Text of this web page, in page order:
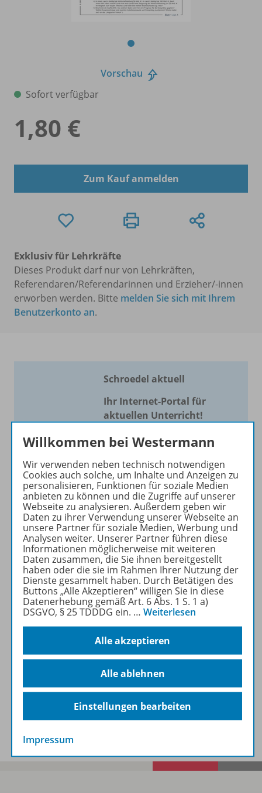
Vorschau
Sofort verfügbar
1,80 €
Zum Kauf anmelden
Exklusiv für Lehrkräfte
Dieses Produkt darf nur von Lehrkräften,
Referendaren/Referendarinnen und Erzieher/-innen
erworben werden. Bitte melden Sie sich mit Ihrem
Benutzerkonto an.
Schroedel aktuell
Ihr Internet-Portal für
aktuellen Unterricht!
Mit Schroedel aktuell bieten
Ihren Unterricht aktuell und
einfach zu gestalten. Jede
Woche drei bis vier
Neuerscheinungen mit
großem Online Archiv.
Mehr erfahren
Informationen
Spar-Pakete
Willkommen bei Westermann
Wir verwenden neben technisch notwendigen
Cookies auch solche, um Inhalte und Anzeigen zu
personalisieren, Funktionen für soziale Medien
anbieten zu können und die Zugriffe auf unserer
Webseite zu analysieren. Außerdem geben wir
Daten zu ihrer Verwendung unserer Webseite an
unsere Partner für soziale Medien, Werbung und
Analysen weiter. Unserer Partner führen diese
Informationen möglicherweise mit weiteren
Daten zusammen, die Sie ihnen bereitgestellt
haben oder die sie im Rahmen Ihrer Nutzung der
Dienste gesammelt haben. Durch Betätigen des
Buttons „Alle Akzeptieren“ willigen Sie in diese
Datenerhebung gemäß Art. 6 Abs. 1 S. 1 a)
DSGVO, § 25 TDDDG ein. … Weiterlesen
Alle akzeptieren
Alle ablehnen
Einstellungen bearbeiten
Impressum